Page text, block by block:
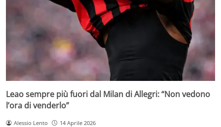
Leao sempre più fuori dal Milan di Allegri: “Non vedono
l’ora di venderlo”
Alessio Lento 14 Aprile 2026